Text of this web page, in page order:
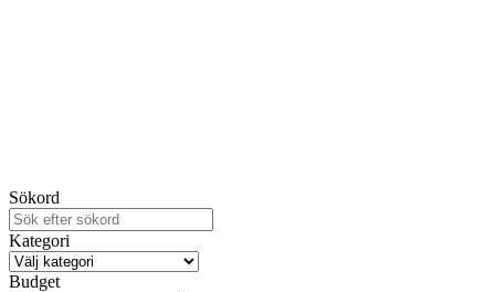
Sökord
Kategori
Budget